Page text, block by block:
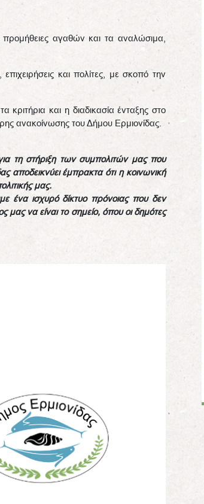
αγαθών και τα αναλώσιμα,
και πολίτες, με σκοπό την
και η διαδικασία ένταξης στο
ανακοίνωσης του Δήμου Ερμιονίδας.
τη στήριξη των συμπολιτών μας που
έμπρακτα ότι η κοινωνική
μας.
ένα ισχυρό δίκτυο πρόνοιας που δεν
μας να είναι το σημείο, όπου οι δημότες